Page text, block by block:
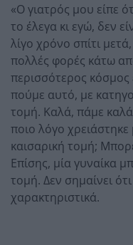
«Ο γιατρός μου είπε
το έλεγα κι εγώ, δεν
λίγο χρόνο σπίτι
πολλές φορές κάτω
περισσότερος κόσμος
πούμε αυτό, με
τομή. Καλά, πάμε
ποιο λόγο χρειάστηκε
καισαρική τομή;
Επίσης, μία γυναίκα
τομή. Δεν σημαίνει
χαρακτηριστικά.